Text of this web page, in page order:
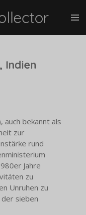
Indien
auch bekannt als
zur
rund
Jahre
zu
Unruhen zu
der sieben